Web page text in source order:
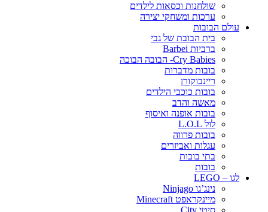
שולחנות וכסאות לילדים
ערכות ומשחקי יצירה
עולם הבובות
בית הבובת של גבי
ברביות Barbei
Cry Babies- הבובה הבוכה
בובות מדברות
ריינבוקורן
בובות כוכבי הילדים
מאשה והדב
בובות אופנה ואיסוף
לול L.O.L
בובות פרווה
עגלות ואביזרים
בתי בובות
בובות
לגו – LEGO
נינג’גו Ninjago
מיינקראפט Minecraft
סיטי City